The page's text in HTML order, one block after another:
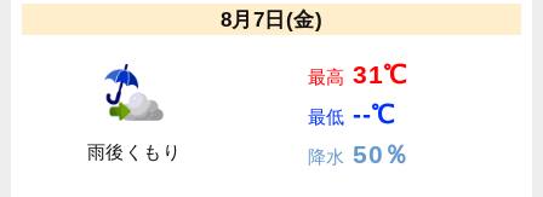
8月7日(金)
雨後くもり
最高 31℃
最低 --℃
降水 50％